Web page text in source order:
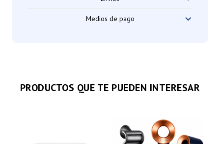
Medios de pago
PRODUCTOS QUE TE PUEDEN INTERESAR